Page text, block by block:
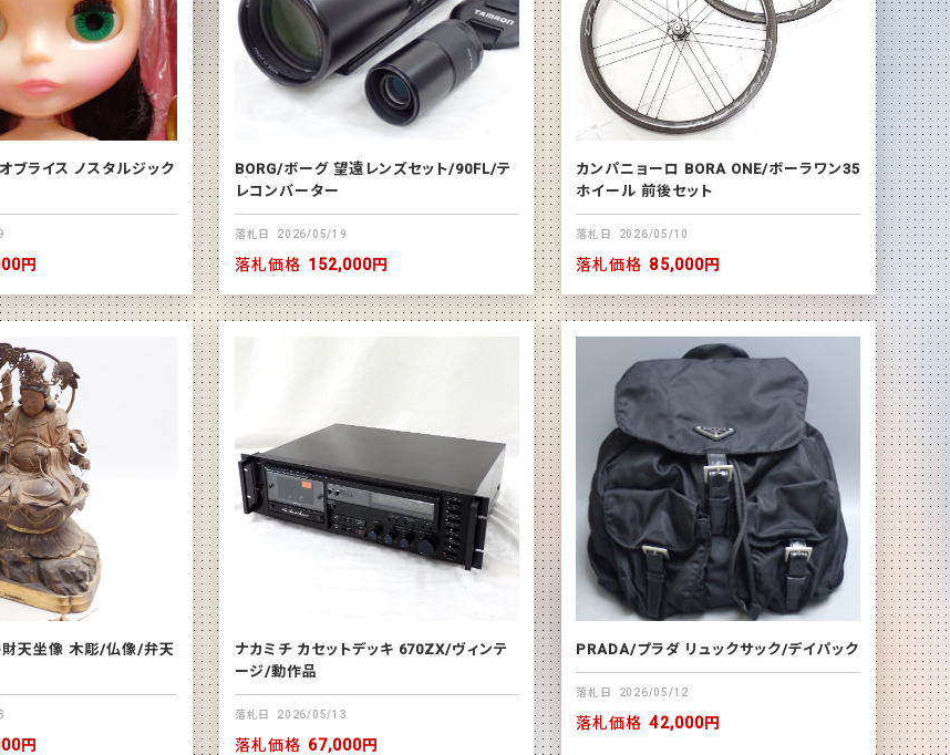
ブライス ノスタルジック
円
BORG/ボーグ 望遠レンズセット/90FL/テ
レコンバーター
落札日 2026/05/19
落札価格 152,000円
カンパニョーロ BORA ONE/ボーラワン35
ホイール 前後セット
落札日 2026/05/10
落札価格 85,000円
財天坐像 木彫/仏像/弁天
円
ナカミチ カセットデッキ 670ZX/ヴィンテ
ージ/動作品
落札日 2026/05/13
落札価格 67,000円
PRADA/プラダ リュックサック/デイパック
落札日 2026/05/12
落札価格 42,000円